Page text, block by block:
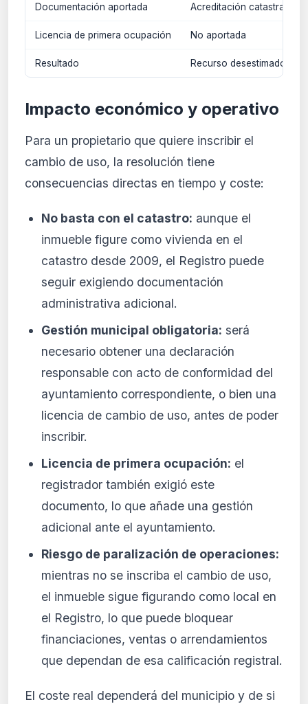
Documentación aportada Acreditación catastral de
Licencia de primera ocupación No aportada
Resultado Recurso desestimado
Impacto económico y operativo
Para un propietario que quiere inscribir el
cambio de uso, la resolución tiene
consecuencias directas en tiempo y coste:
No basta con el catastro: aunque el
inmueble figure como vivienda en el
catastro desde 2009, el Registro puede
seguir exigiendo documentación
administrativa adicional.
Gestión municipal obligatoria: será
necesario obtener una declaración
responsable con acto de conformidad del
ayuntamiento correspondiente, o bien una
licencia de cambio de uso, antes de poder
inscribir.
Licencia de primera ocupación: el
registrador también exigió este
documento, lo que añade una gestión
adicional ante el ayuntamiento.
Riesgo de paralización de operaciones:
mientras no se inscriba el cambio de uso,
el inmueble sigue figurando como local en
el Registro, lo que puede bloquear
financiaciones, ventas o arrendamientos
que dependan de esa calificación registral.
El coste real dependerá del municipio y de si